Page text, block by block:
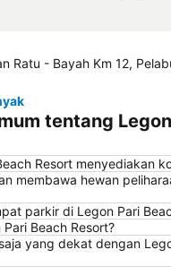
Ratu - Bayah Km 12,
tentang
Resort menyediakan
membawa hewan
parkir di Legon Pari
Beach Resort?
yang dekat dengan